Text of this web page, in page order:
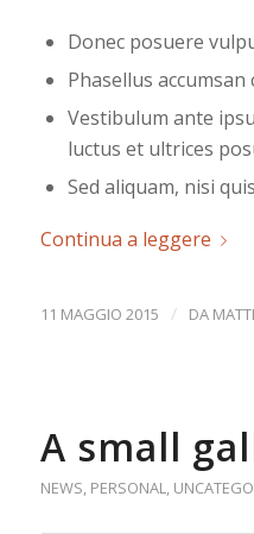
Donec posuere
Phasellus accumsan
Vestibulum ante
luctus et ultrices
Sed aliquam, nisi
Continua a leggere
11 MAGGIO 2015 / DA
A small
NEWS, PERSONAL,